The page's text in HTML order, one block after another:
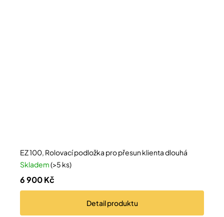
EZ 100, Rolovací podložka pro přesun klienta dlouhá
Skladem(>5 ks)
6 900 Kč
Detailproduktu